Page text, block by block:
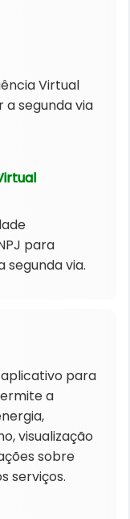
Virtual
a segunda via
para
segunda via.
para
a
visualização
sobre
serviços.